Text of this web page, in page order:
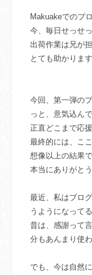
Makuakeでのプ
今、毎日せっせ
出荷作業は兄が
とても助かります
今回、第一弾の
っと、意気込ん
正直どこまで応
最終的には、こ
想像以上の結果
本当にありがと
最近、私はブロ
うようになって
昔は、感謝って
分もあんまり使
でも、今は自然に